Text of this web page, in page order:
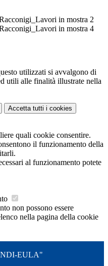
utilizzati si avvalgono di
utili alle finalità illustrate nella
Accetta tutti i cookies
quali cookie consentire.
il funzionamento della
al funzionamento potete
non possono essere
nella pagina della cookie
EULA"